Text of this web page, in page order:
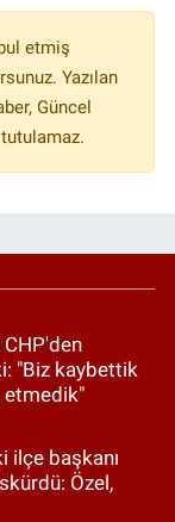
etmiş
Yazılan
Güncel
"Biz kaybettik
ilçe başkanı
Özel,